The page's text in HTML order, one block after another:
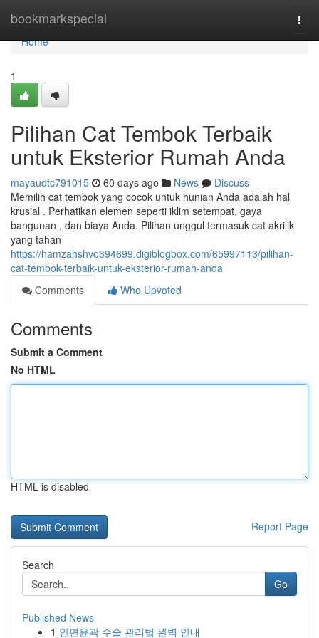
bookmarkspecial
Home
Home
1
Pilihan Cat Tembok Terbaik
untuk Eksterior Rumah Anda
mayaudtc791015 60 days ago News
Discuss
Memilih cat tembok yang cocok untuk hunian Anda adalah hal
krusial . Perhatikan elemen seperti iklim setempat, gaya
bangunan , dan biaya Anda. Pilihan unggul termasuk cat akrilik
yang tahan
https://hamzahshvo394699.digiblogbox.com/65997113/pilihan-
cat-tembok-terbaik-untuk-eksterior-rumah-anda
Comments
Who Upvoted
Comments
Submit a Comment
No HTML
HTML is disabled
Report Page
Search
Go
Published News
1 안면윤곽 수술 관리법 완벽 안내